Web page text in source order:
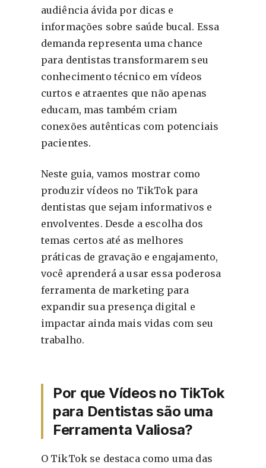
audiência ávida por dicas e
informações sobre saúde bucal. Essa
demanda representa uma chance
para dentistas transformarem seu
conhecimento técnico em vídeos
curtos e atraentes que não apenas
educam, mas também criam
conexões autênticas com potenciais
pacientes.
Neste guia, vamos mostrar como
produzir vídeos no TikTok para
dentistas que sejam informativos e
envolventes. Desde a escolha dos
temas certos até as melhores
práticas de gravação e engajamento,
você aprenderá a usar essa poderosa
ferramenta de marketing para
expandir sua presença digital e
impactar ainda mais vidas com seu
trabalho.
Por que Vídeos no TikTok
para Dentistas são uma
Ferramenta Valiosa?
O TikTok se destaca como uma das